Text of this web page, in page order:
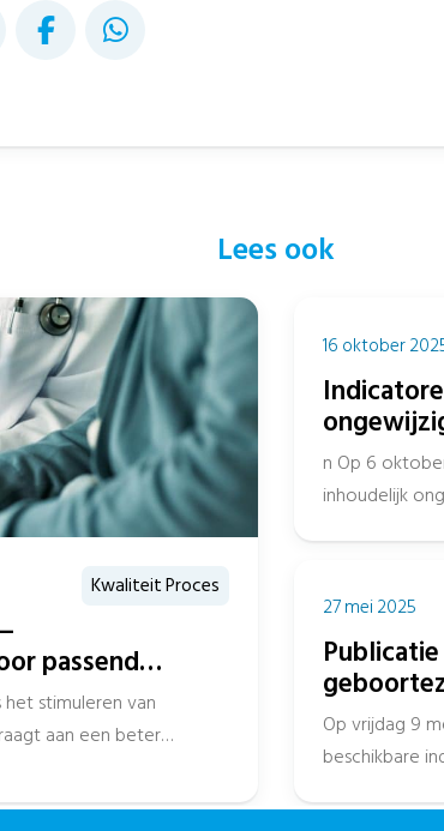
Lees ook
Kwaliteit Proces
passend
zorgketen
stimuleren van
aan een beter
16 oktober
n Op 6
inhoudelijk
27 mei 2025
Op vrijdag 9
beschikbare